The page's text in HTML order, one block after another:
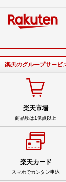
楽天のグループサービ
楽天市場
商品数は1億点以上
楽天カード
スマホでカンタン申込